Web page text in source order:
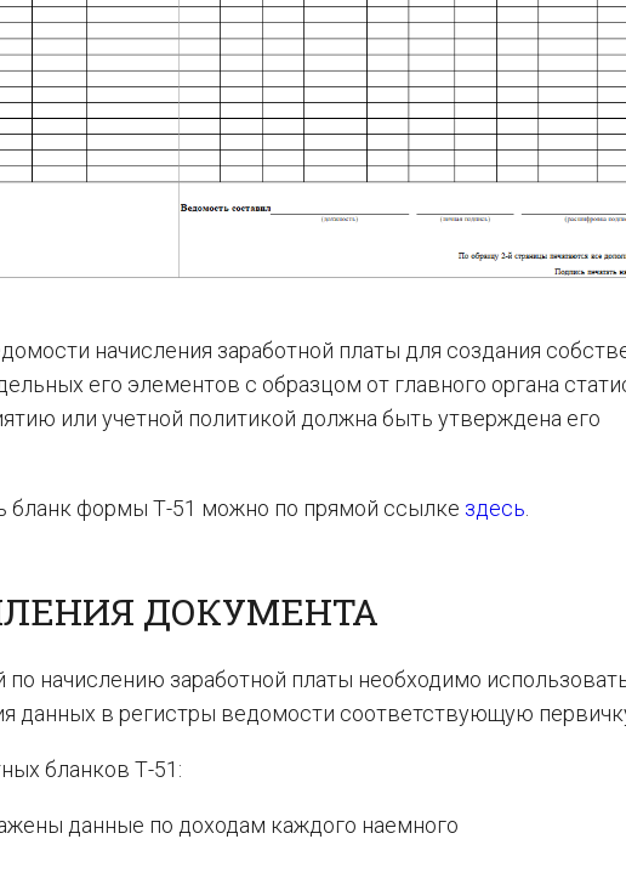
начисления заработной платы для создания
его элементов с образцом от главного органа
или учетной политикой должна быть утверждена его
бланк формы Т-51 можно по прямой ссылке здесь
ДОКУМЕНТА
начислению заработной платы необходимо
данных в регистры ведомости соответствующую
бланков Т-51:
данные по доходам каждого наемного